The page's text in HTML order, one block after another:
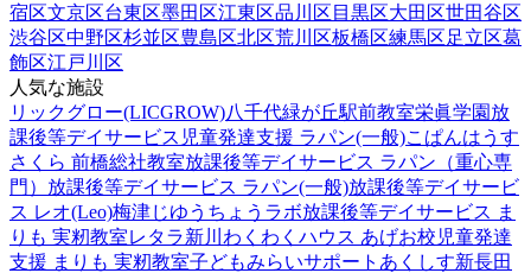
宿区文京区台東区墨田区江東区品川区 目黒区大田区世田谷区
渋谷区中野区杉並区豊島区北区荒川区板橋区練馬区足立区葛
飾区江戸川区
人気な施設
リックグロー(LICGROW)八千代緑が丘駅前教室栄眞学園放
課後等デイサービス 児童発達支援 ラパン(一般)こぱんはうす
さくら 前橋総社教室放課後等デイサービス ラパン（重心専
門） 放課後等デイサービス ラパン(一般)放課後等デイサービ
ス レオ(Leo)梅津じゆうちょうラボ放課後等デイサービス ま
りも 実籾教室レタラ新川 わくわくハウス あげお校 児童発達
支援 まりも 実籾教室子どもみらいサポートあくしす新長田